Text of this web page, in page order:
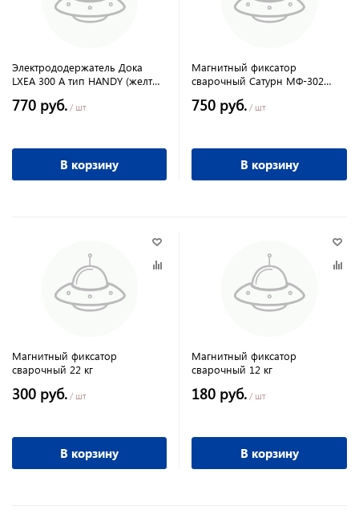
Электрододержатель Дока
LXEA 300 А тип HANDY (желтые
770 руб. / шт
В корзину
Магнитный фиксатор
сварочный Сатурн МФ-302
750 руб. / шт
В корзину
Магнитный фиксатор
сварочный 22 кг
300 руб. / шт
В корзину
Магнитный фиксатор
сварочный 12 кг
180 руб. / шт
В корзину